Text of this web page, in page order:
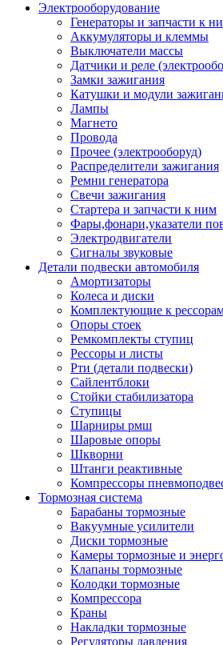
Электрооборудование
Генераторы и запчасти к
Аккумуляторы и клеммы
Выключатели массы
Датчики и реле
Замки зажигания
Катушки и модули
Лампы
Магнето
Провода
Прочее (электрооборуд)
Распределители зажигания
Ремни генератора
Свечи зажигания
Стартера и запчасти к ним
Фары,фонари,указатели
Электродвигатели
Сигналы звуковые
Детали подвески автомобиля
Амортизаторы
Колеса и диски
Комплектующие к
Опоры стоек
Ремкомплекты ступиц
Рессоры и листы
Рти (детали подвески)
Сайлентблоки
Стойки стабилизатора
Ступицы
Шарниры рмш
Шаровые опоры
Шкворни
Штанги реактивные
Компрессоры
Тормозная система
Барабаны тормозные
Вакуумные усилители
Диски тормозные
Камеры тормозные и
Клапаны тормозные
Колодки тормозные
Компрессора
Краны
Накладки тормозные
Регуляторы давления